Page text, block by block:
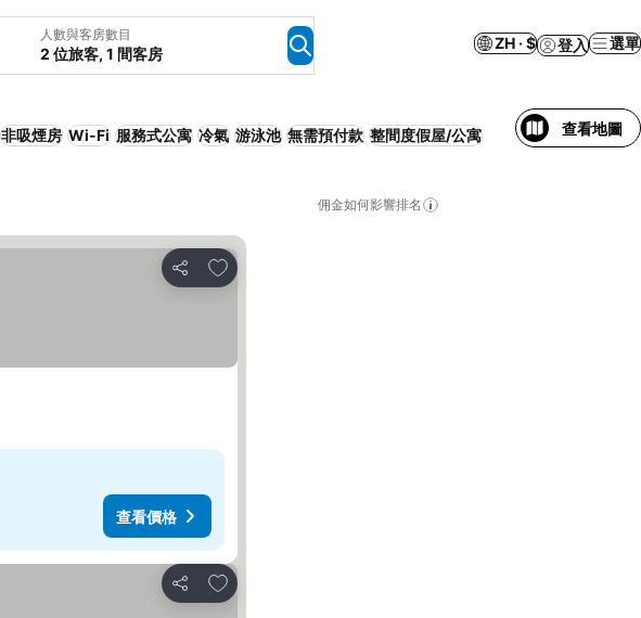
人數與客房數目
2 位旅客, 1 間客房
ZH · $ 登入 選單
非吸煙房 Wi-Fi 服務式公寓 冷氣 游泳池 無需預付款 整間度假屋/公寓 查看地圖
佣金如何影響排名
分享
放到收藏夾
查看價格
分享
放到收藏夾